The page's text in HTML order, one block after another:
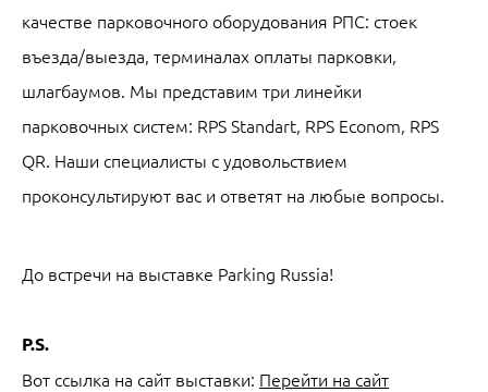
качестве парковочного оборудования РПС: стоек
въезда/выезда, терминалах оплаты парковки,
шлагбаумов. Мы представим три линейки
парковочных систем: RPS Standart, RPS Econom, RPS
QR. Наши специалисты с удовольствием
проконсультируют вас и ответят на любые вопросы.
До встречи на выставке Parking Russia!
P.S.
Вот ссылка на сайт выставки: Перейти на сайт